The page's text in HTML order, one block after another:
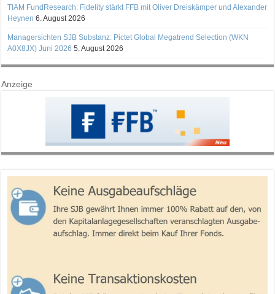
TIAM FundResearch: Fidelity stärkt FFB mit Oliver Dreiskämper und Alexander
Heynen 6. August 2026
Managersichten SJB Substanz: Pictet Global Megatrend Selection (WKN
A0X8JX) Juni 2026 5. August 2026
Anzeige